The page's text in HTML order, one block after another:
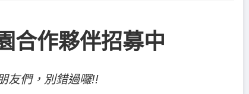
合作夥伴招募中
友們，別錯過囉!!